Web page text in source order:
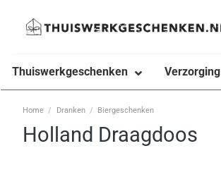
inhoud
Thuiswerkgeschenken Verzorging
Home / Dranken / Biergeschenken
Holland Draagdoos